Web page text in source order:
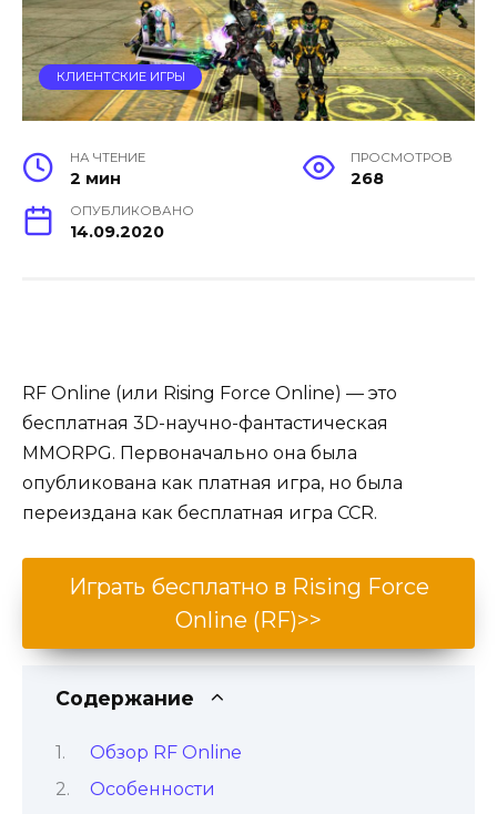
КЛИЕНТСКИЕ ИГРЫ
НА ЧТЕНИЕ
2 мин
ПРОСМОТРОВ
268
ОПУБЛИКОВАНО
14.09.2020
RF Online (или Rising Force Online) — это
бесплатная 3D-научно-фантастическая
MMORPG. Первоначально она была
опубликована как платная игра, но была
переиздана как бесплатная игра CCR.
Играть бесплатно в Rising Force
Online (RF)>>
Содержание
Обзор RF Online
Особенности